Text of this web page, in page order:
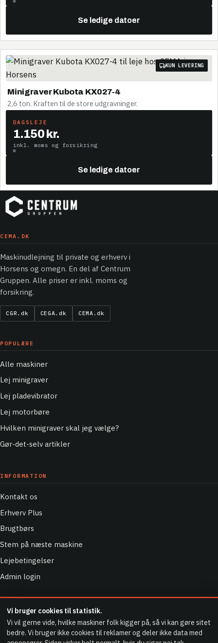
Se ledige datoer
KUN LEVERING
Minigraver Kubota KX027-4
2,6 ton. Kraften til de store udgravninger.
DAGSLEJE
1.150 kr.
inkl. moms og forsikring
Se ledige datoer
CEMA.DK
Maskinudlejning til private og erhverv i
Horsens og omegn. En del af Centrum
Gruppen. Alle priser er inkl. moms og
forsikring.
CGR.dk CEGA.dk CEMA.dk
POPULÆRE
Alle maskiner
Lej minigraver
Lej pladevibrator
Lej motorbøre
Hvilken minigraver skal jeg vælge?
Gør-det-selv artikler
INFORMATION
Kontakt os
Erhverv Plus
Brugtbørs
Stem på næste maskine
Lejebetingelser
Admin login
Bollervej 131, 8700 Horsens · CVR 37465216
Tlf.50 360 350·info@cema.dk
Vi bruger cookies til statistik.
Vi vil gerne vide, hvilke maskiner folk kigger på, så vi kan gøre sitet
bedre. Vi bruger ikke cookies til reklamer og deler ikke data med